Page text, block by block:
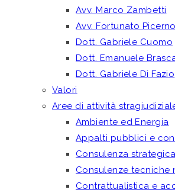
Avv. Marco Zambetti
Avv. Fortunato
Dott. Gabriele Cuomo
Dott. Emanuele
Dott. Gabriele Di Fazio
Valori
Aree di attività
Ambiente ed Energia
Appalti pubblici e
Consulenza strategica
Consulenze tecniche
Contrattualistica e